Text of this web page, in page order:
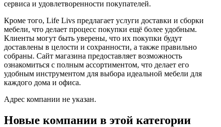
сервиса и удовлетворенности покупателей.
Кроме того, Life Livs предлагает услуги доставки и сборки
мебели, что делает процесс покупки ещё более удобным.
Клиенты могут быть уверены, что их покупки будут
доставлены в целости и сохранности, а также правильно
собраны. Сайт магазина предоставляет возможность
ознакомиться с полным ассортиментом, что делает его
удобным инструментом для выбора идеальной мебели для
каждого дома и офиса.
Адрес компании не указан.
Новые компании в этой категории